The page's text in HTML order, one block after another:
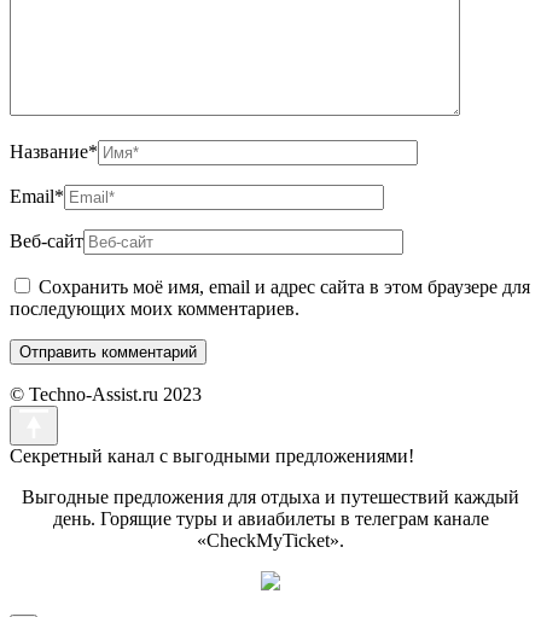
Название*
Email*
Веб-сайт
Сохранить моё имя, email и адрес сайта в этом браузере для
последующих моих комментариев.
© Techno-Assist.ru 2023
Секретный канал с выгодными предложениями!
Выгодные предложения для отдыха и путешествий каждый
день. Горящие туры и авиабилеты в телеграм канале
«CheckMyTicket».